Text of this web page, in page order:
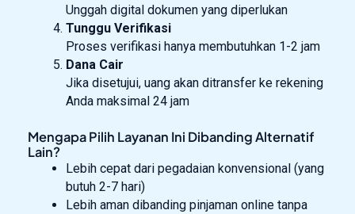
Unggah digital dokumen yang diperlukan
Tunggu Verifikasi
Proses verifikasi hanya membutuhkan 1-2 jam
Dana Cair
Jika disetujui, uang akan ditransfer ke rekening
Anda maksimal 24 jam
Mengapa Pilih Layanan Ini Dibanding Alternatif
Lain?
Lebih cepat dari pegadaian konvensional (yang
butuh 2-7 hari)
Lebih aman dibanding pinjaman online tanpa